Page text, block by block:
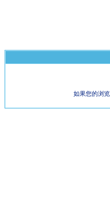
如果您的浏